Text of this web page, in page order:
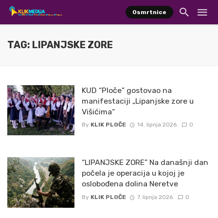
Osmrtnice
TAG: LIPANJSKE ZORE
KUD “Ploče” gostovao na
manifestaciji „Lipanjske zore u
Višićima“
By KLIK PLOČE 14. lipnja 2026. 0
“LIPANJSKE ZORE” Na današnji dan
počela je operacija u kojoj je
oslobođena dolina Neretve
By KLIK PLOČE 7. lipnja 2026. 0